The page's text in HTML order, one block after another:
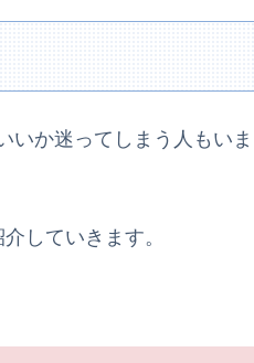
いか迷ってしまう人もいま
介していきます。